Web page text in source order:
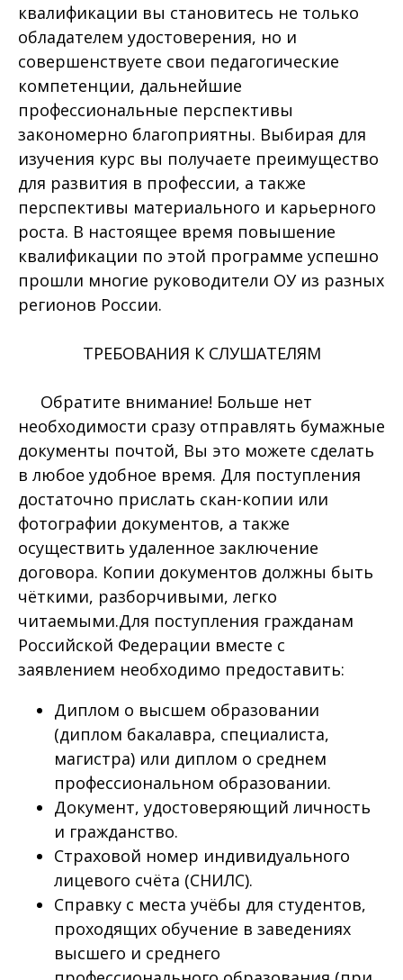
квалификации вы становитесь не только
обладателем удостоверения, но и
совершенствуете свои педагогические
компетенции, дальнейшие
профессиональные перспективы
закономерно благоприятны. Выбирая для
изучения курс вы получаете преимущество
для развития в профессии, а также
перспективы материального и карьерного
роста. В настоящее время повышение
квалификации по этой программе успешно
прошли многие руководители ОУ из разных
регионов России.
ТРЕБОВАНИЯ К СЛУШАТЕЛЯМ
Обратите внимание! Больше нет
необходимости сразу отправлять бумажные
документы почтой, Вы это можете сделать
в любое удобное время. Для поступления
достаточно прислать скан-копии или
фотографии документов, а также
осуществить удаленное заключение
договора. Копии документов должны быть
чёткими, разборчивыми, легко
читаемыми.Для поступления гражданам
Российской Федерации вместе с
заявлением необходимо предоставить:
Диплом о высшем образовании
(диплом бакалавра, специалиста,
магистра) или диплом о среднем
профессиональном образовании.
Документ, удостоверяющий личность
и гражданство.
Страховой номер индивидуального
лицевого счёта (СНИЛС).
Справку с места учёбы для студентов,
проходящих обучение в заведениях
высшего и среднего